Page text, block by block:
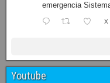
emergencia
X
Youtube